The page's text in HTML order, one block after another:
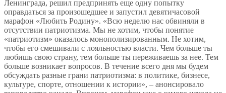
Ленинграда, решил предпринять еще одну попытку
оправдаться за произошедшее и запустил девятичасовой
марафон «Любить Родину». «Всю неделю нас обвиняли в
отсутствии патриотизма. Мы не хотим, чтобы понятие
«патриотизм» оказалось монополизированным. Не хотим,
чтобы его смешивали с лояльностью власти. Чем больше ты
любишь свою страну, тем больше ты переживаешь за нее. Тем
больше возникает вопросов. В течение всего дня мы будем
обсуждать разные грани патриотизма: в политике, бизнесе,
культуре, спорте, отношении к истории», – анонсировало